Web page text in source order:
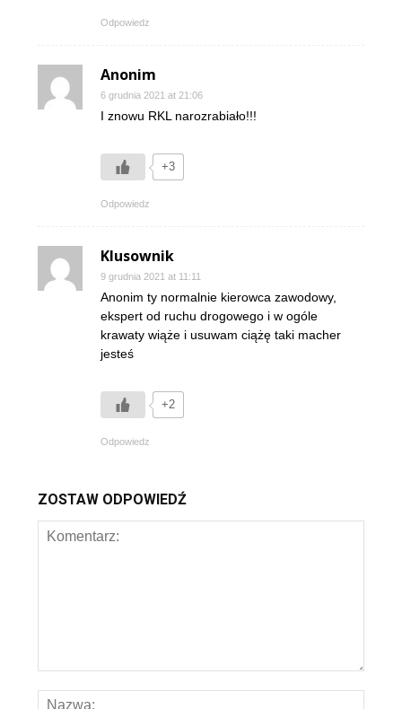
Odpowiedz
Anonim
6 grudnia 2021 at 21:06
I znowu RKL narozrabiało!!!
+3
Odpowiedz
Klusownik
9 grudnia 2021 at 11:11
Anonim ty normalnie kierowca zawodowy,
ekspert od ruchu drogowego i w ogóle
krawaty wiąże i usuwam ciążę taki macher
jesteś
+2
Odpowiedz
ZOSTAW ODPOWIEDŹ